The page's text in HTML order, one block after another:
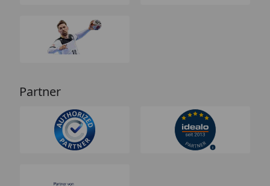
Partner